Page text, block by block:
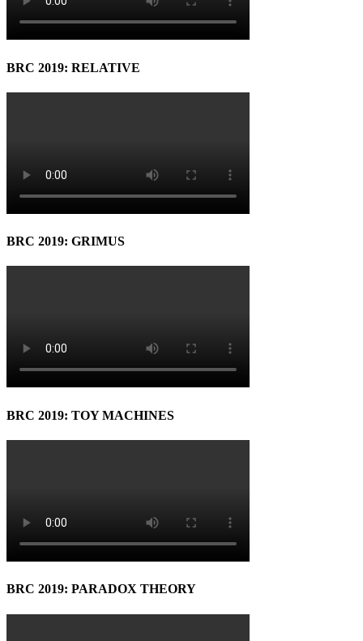
BRC 2019: RELATIVE
BRC 2019: GRIMUS
BRC 2019: TOY MACHINES
BRC 2019: PARADOX THEORY